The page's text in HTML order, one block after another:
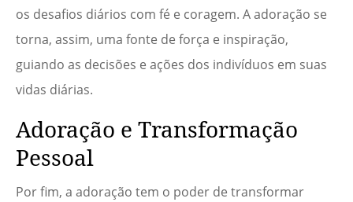
os desafios diários com fé e coragem. A adoração se
torna, assim, uma fonte de força e inspiração,
guiando as decisões e ações dos indivíduos em suas
vidas diárias.
Adoração e Transformação
Pessoal
Por fim, a adoração tem o poder de transformar